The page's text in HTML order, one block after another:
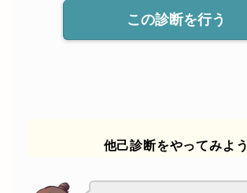
この診断を行う
他己診断をやってみよう